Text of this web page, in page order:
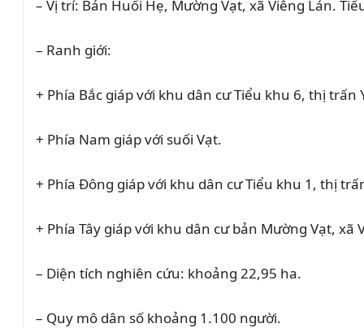
– Vị trí: Bản Huổi Hẹ, Mường Vạt, xã Viêng Lán.
– Ranh giới:
+ Phía Bắc giáp với khu dân cư Tiểu khu 6, thị trấn
+ Phía Nam giáp với suối Vạt.
+ Phía Đông giáp với khu dân cư Tiểu khu 1, thị
+ Phía Tây giáp với khu dân cư bản Mường Vạt, xã
– Diện tích nghiên cứu: khoảng 22,95 ha.
– Quy mô dân số khoảng 1.100 người.